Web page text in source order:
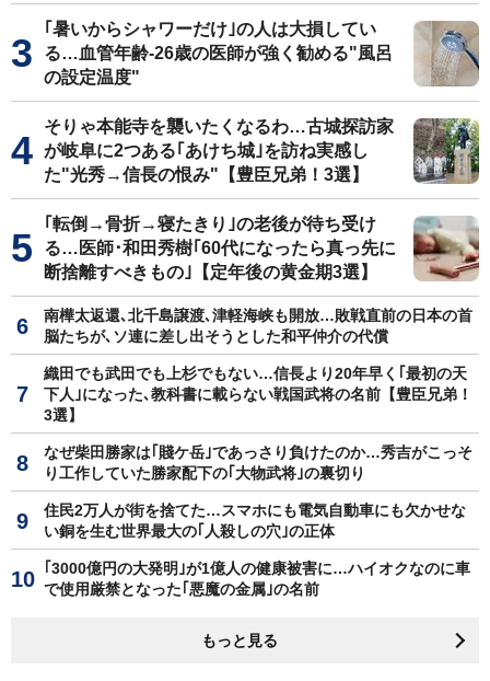
｢暑いからシャワーだけ｣の人は大損してい
る…血管年齢-26歳の医師が強く勧める"風呂
の設定温度"
そりゃ本能寺を襲いたくなるわ…古城探訪家
が岐阜に2つある｢あけち城｣を訪ね実感し
た"光秀→信長の恨み"【豊臣兄弟！3選】
｢転倒→骨折→寝たきり｣の老後が待ち受け
る…医師･和田秀樹｢60代になったら真っ先に
断捨離すべきもの｣【定年後の黄金期3選】
南樺太返還､北千島譲渡､津軽海峡も開放…敗戦直前の日本の首
脳たちが､ソ連に差し出そうとした和平仲介の代償
織田でも武田でも上杉でもない…信長より20年早く｢最初の天
下人｣になった､教科書に載らない戦国武将の名前【豊臣兄弟！
3選】
なぜ柴田勝家は｢賤ケ岳｣であっさり負けたのか…秀吉がこっそ
り工作していた勝家配下の｢大物武将｣の裏切り
住民2万人が街を捨てた…スマホにも電気自動車にも欠かせな
い銅を生む世界最大の｢人殺しの穴｣の正体
｢3000億円の大発明｣が1億人の健康被害に…ハイオクなのに車
で使用厳禁となった｢悪魔の金属｣の名前
もっと見る